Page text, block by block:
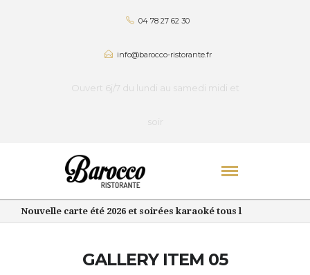
04 78 27 62 30
info@barocco-ristorante.fr
Ouvert 6j/7 du lundi au samedi midi et
soir
Nouvelle carte été 2026 et soirées karaoké tous les jeudis et
GALLERY ITEM 05